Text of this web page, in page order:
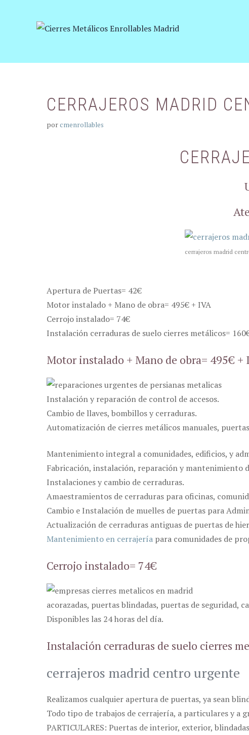
CERRAJEROS MADRID
porcmenrollables
cerrajeros madrid
Apertura de Puertas= 42€
Motor instalado + Mano de obra= 495€ + IVA
Cerrojo instalado= 74€
Instalación cerraduras de suelo cierres metálicos=
Motor instalado + Mano de obra= 495€ +
Instalación y reparación de control de accesos.
Cambio de llaves, bombillos y cerraduras.
Automatización de cierres metálicos manuales,
Mantenimiento integral a comunidades, edificios, y
Fabricación, instalación, reparación y mantenimiento
Instalaciones y cambio de cerraduras.
Amaestramientos de cerraduras para oficinas,
Cambio e Instalación de muelles de puertas para
Actualización de cerraduras antiguas de puertas de
Mantenimiento en cerrajería para comunidades de
Cerrojo instalado= 74€
acorazadas, puertas blindadas, puertas de seguridad,
Disponibles las 24 horas del día.
Instalación cerraduras de suelo cierres
cerrajeros madrid centro urgente
Realizamos cualquier apertura de puertas, ya sean
Todo tipo de trabajos de cerrajería, a particulares y a
PARTICULARES: Puertas de interior, exterior,